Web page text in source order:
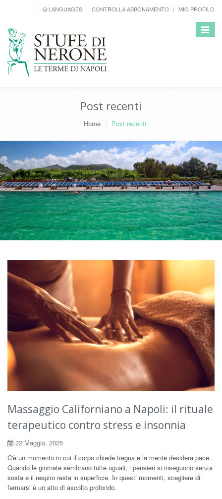
LANGUAGES CONTROLLA ABBONAMENTO MIO PROFILO
Toggle
Post recenti
Home Post recenti
Massaggio Californiano a Napoli: il rituale
terapeutico contro stress e insonnia
22 Maggio, 2025
C'è un momento in cui il corpo chiede tregua e la mente desidera pace.
Quando le giornate sembrano tutte uguali, i pensieri si inseguono senza
sosta e il respiro resta in superficie. In questi momenti, scegliere di
fermarsi è un atto di ascolto profondo.